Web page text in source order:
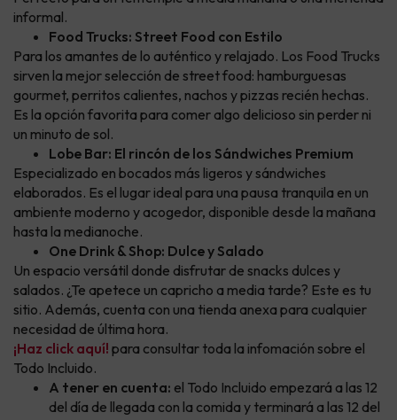
informal.
Food Trucks: Street Food con Estilo
Para los amantes de lo auténtico y relajado. Los Food Trucks
sirven la mejor selección de street food: hamburguesas
gourmet, perritos calientes, nachos y pizzas recién hechas.
Es la opción favorita para comer algo delicioso sin perder ni
un minuto de sol.
Lobe Bar: El rincón de los Sándwiches Premium
Especializado en bocados más ligeros y sándwiches
elaborados. Es el lugar ideal para una pausa tranquila en un
ambiente moderno y acogedor, disponible desde la mañana
hasta la medianoche.
One Drink & Shop: Dulce y Salado
Un espacio versátil donde disfrutar de snacks dulces y
salados. ¿Te apetece un capricho a media tarde? Este es tu
sitio. Además, cuenta con una tienda anexa para cualquier
necesidad de última hora.
¡Haz click aquí! para consultar toda la infomación sobre el
Todo Incluido.
A tener en cuenta: el Todo Incluido empezará a las 12
del día de llegada con la comida y terminará a las 12 del